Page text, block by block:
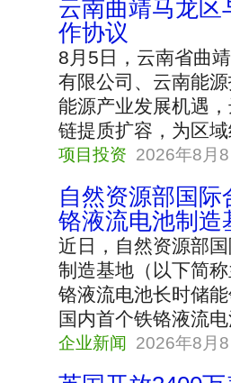
云南曲靖马龙区
作协议
8月5日，云南省曲
有限公司、云南能
能源产业发展机遇
链提质扩容，为区
项目投资 2026年8月8
自然资源部国
铬液流电池制造
近日，自然资源部
制造基地（以下简
铬液流电池长时储
国内首个铁铬液流
企业新闻 2026年8月8